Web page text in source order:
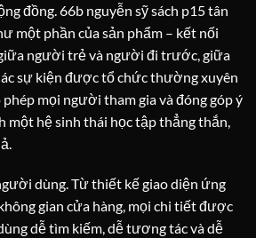
đồng. 66b nguyễn sỹ sách p15 tân
một phần của sản phẩm – kết nối
người trẻ và người đi trước, giữa
sự kiện được tổ chức thường xuyên
mọi người tham gia và đóng góp ý
một hệ sinh thái học tập thẳng thắn,
dùng. Từ thiết kế giao diện ứng
gian cửa hàng, mọi chi tiết được
dễ tìm kiếm, dễ tương tác và dễ